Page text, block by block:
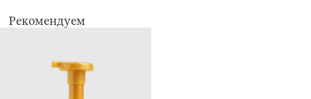
Срок годности: 12 месяцев.
Рекомендуем